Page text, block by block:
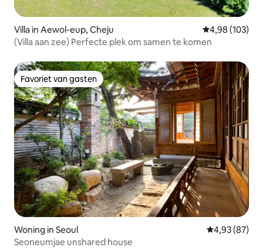
Villa in Aewol-eup, Cheju Gemiddelde
4,98 (103)
(Villa aan zee) Perfecte plek om samen te komen
Favoriet van gasten
Favoriet van gasten
Woning in Seoul Gemiddelde
4,93 (87)
Seoneumjae unshared house